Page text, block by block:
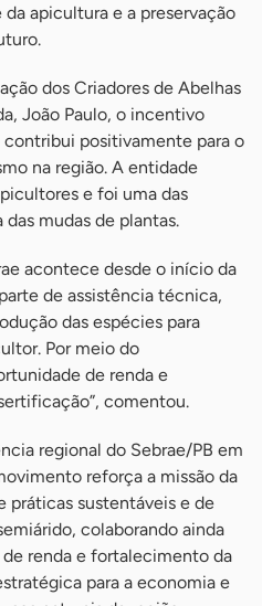
apicultura e a preservação
dos Criadores de Abelhas
João Paulo, o incentivo
positivamente para o
na região. A entidade
e foi uma das
mudas de plantas.
acontece desde o início da
de assistência técnica,
das espécies para
Por meio do
de renda e
comentou.
regional do Sebrae/PB em
reforça a missão da
práticas sustentáveis e de
colaborando ainda
renda e fortalecimento da
para a economia e